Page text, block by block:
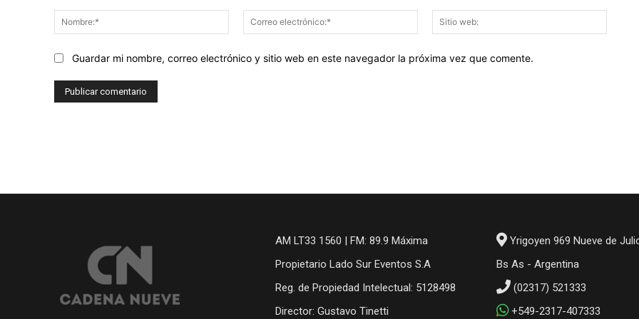
Nombre:*
Correo
electrónico:*
web:
Guardar mi nombre, correo electrónico y sitio web en este navegador la próxima vez que comente.
AM LT33 1560 | FM: 89.9 Máxima
Propietario Lado Sur Eventos S.A
Reg. de Propiedad Intelectual: 5128498
Director: Gustavo Tinetti
Yrigoyen 969 Nueve de
Bs As - Argentina
(02317) 521333
+549-2317-407333